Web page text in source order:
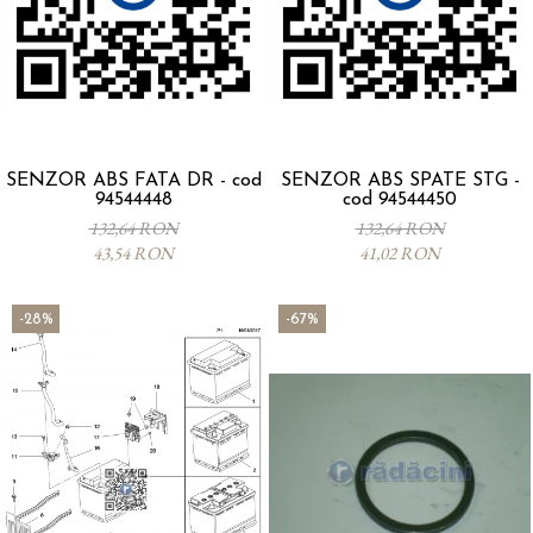
SENZOR ABS FATA DR - cod
94544448
132,64 RON
43,54 RON
SENZOR ABS SPATE STG -
cod 94544450
132,64 RON
41,02 RON
-28% -67%